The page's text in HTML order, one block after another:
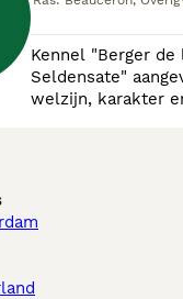
Kennel "Berger
Seldensate"
welzijn, karakter